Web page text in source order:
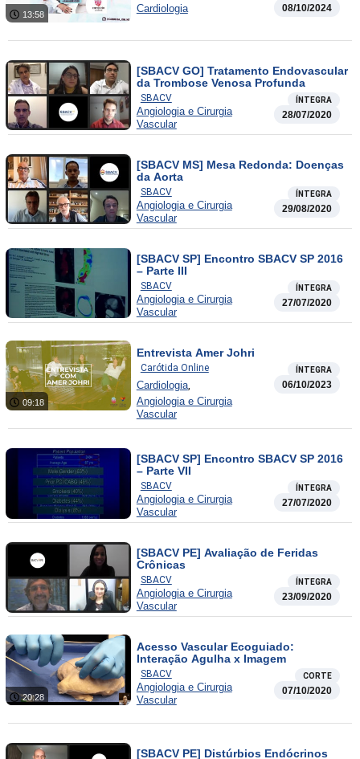
13:58 Cardiologia 08/10/2024
[SBACV GO] Tratamento Endovascular
da Trombose Venosa Profunda
SBACV ÍNTEGRA
Angiologia e Cirurgia
Vascular
28/07/2020
[SBACV MS] Mesa Redonda: Doenças
da Aorta
SBACV ÍNTEGRA
Angiologia e Cirurgia
Vascular
29/08/2020
[SBACV SP] Encontro SBACV SP 2016
– Parte III
SBACV ÍNTEGRA
Angiologia e Cirurgia
Vascular
27/07/2020
09:18
Entrevista Amer Johri
Carótida Online ÍNTEGRA
Cardiologia,
Angiologia e Cirurgia
Vascular
06/10/2023
[SBACV SP] Encontro SBACV SP 2016
– Parte VII
SBACV ÍNTEGRA
Angiologia e Cirurgia
Vascular
27/07/2020
[SBACV PE] Avaliação de Feridas
Crônicas
SBACV ÍNTEGRA
Angiologia e Cirurgia
Vascular
23/09/2020
20:28
Acesso Vascular Ecoguiado:
Interação Agulha x Imagem
SBACV CORTE
Angiologia e Cirurgia
Vascular
07/10/2020
[SBACV PE] Distúrbios Endócrinos